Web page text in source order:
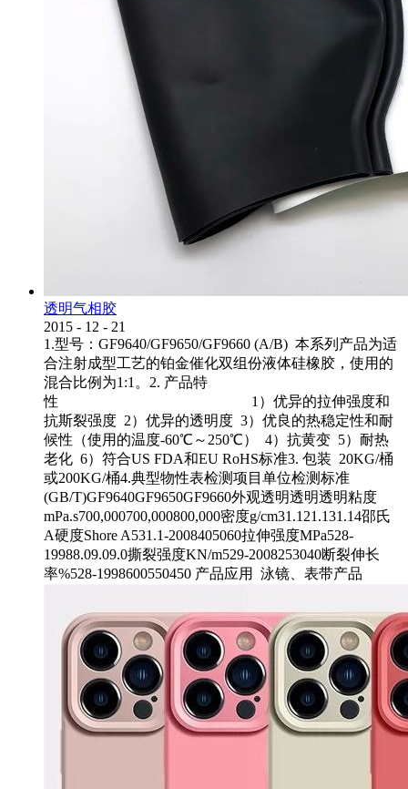
透明气相胶
2015 - 12 - 21
1.型号：GF9640/GF9650/GF9660 (A/B) 本系列产品为适
合注射成型工艺的铂金催化双组份液体硅橡胶，使用的
混合比例为1:1。2. 产品特
性 1）优异的拉伸强度和
抗斯裂强度 2）优异的透明度 3）优良的热稳定性和耐
候性（使用的温度-60℃～250℃） 4）抗黄变 5）耐热
老化 6）符合US FDA和EU RoHS标准3. 包装 20KG/桶
或200KG/桶4.典型物性表检测项目单位检测标准
(GB/T)GF9640GF9650GF9660外观透明透明透明粘度
mPa.s700,000700,000800,000密度g/cm31.121.131.14邵氏
A硬度Shore A531.1-2008405060拉伸强度MPa528-
19988.09.09.0撕裂强度KN/m529-2008253040断裂伸长
率%528-1998600550450 产品应用 泳镜、表带产品